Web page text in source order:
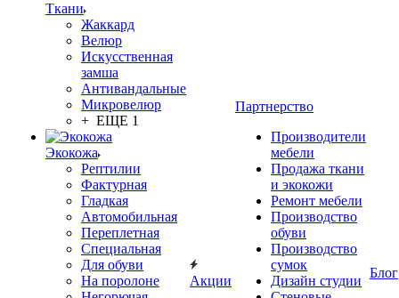
Ткани
Жаккард
Велюр
Искусственная
замша
Антивандальные
Микровелюр
+ ЕЩЕ 1
Экокожа
Рептилии
Фактурная
Гладкая
Автомобильная
Переплетная
Специальная
Для обуви
На поролоне
Акции
Партнерство
Производители
мебели
Продажа ткани
и экокожи
Ремонт мебели
Производство
обуви
Производство
сумок
Дизайн студии
Блог